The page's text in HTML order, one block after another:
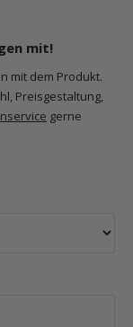
mit!
mit dem Produkt.
Preisgestaltung,
gerne